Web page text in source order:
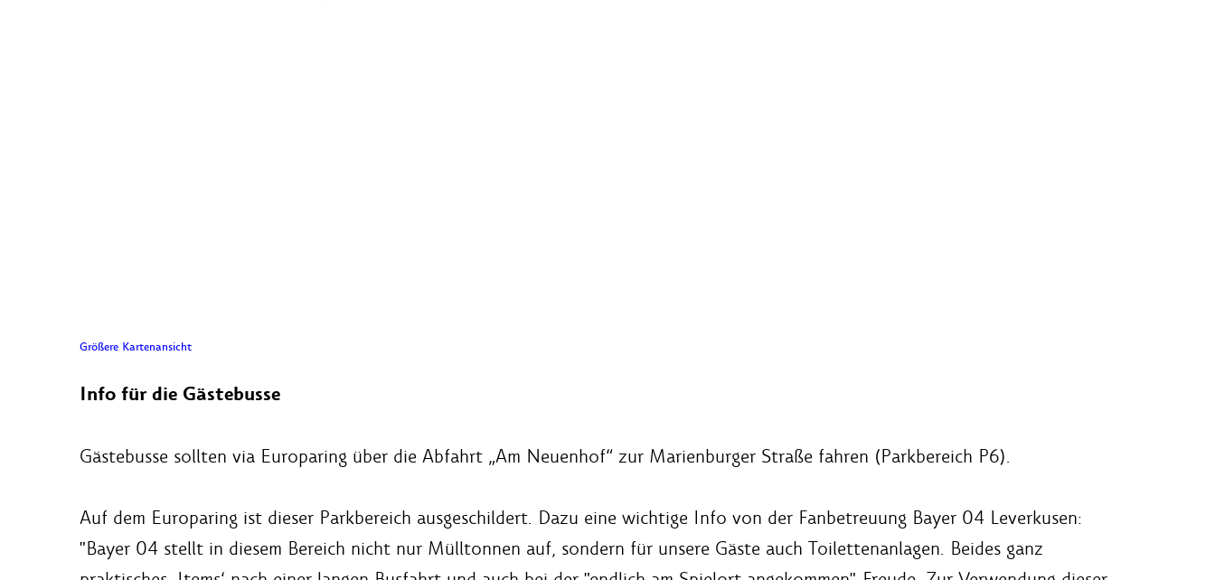
Größere Kartenansicht
Info für die Gästebusse
Gästebusse sollten via Europaring über die Abfahrt „Am Neuenhof“ zur Marienburger Straße fahren (Parkbereich P6).
Auf dem Europaring ist dieser Parkbereich ausgeschildert. Dazu eine wichtige Info von der Fanbetreuung Bayer 04 Leverkusen:
"Bayer 04 stellt in diesem Bereich nicht nur Mülltonnen auf, sondern für unsere Gäste auch Toilettenanlagen. Beides ganz